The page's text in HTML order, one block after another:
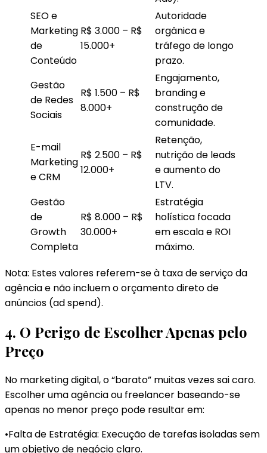
SEO e
Marketing
de
Conteúdo
R$ 3.000 – R$
15.000+
Autoridade
orgânica e
tráfego de longo
prazo.
Gestão
de Redes
Sociais
R$ 1.500 – R$
8.000+
Engajamento,
branding e
construção de
comunidade.
E-mail
Marketing
e CRM
R$ 2.500 – R$
12.000+
Retenção,
nutrição de leads
e aumento do
LTV.
Gestão
de
Growth
Completa
R$ 8.000 – R$
30.000+
Estratégia
holística focada
em escala e ROI
máximo.
Nota: Estes valores referem-se à taxa de serviço da
agência e não incluem o orçamento direto de
anúncios (ad spend).
4. O Perigo de Escolher Apenas pelo
Preço
No marketing digital, o “barato” muitas vezes sai caro.
Escolher uma agência ou freelancer baseando-se
apenas no menor preço pode resultar em:
•Falta de Estratégia: Execução de tarefas isoladas sem
um objetivo de negócio claro.